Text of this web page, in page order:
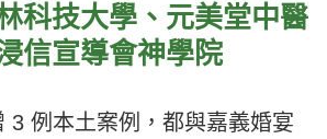
科技大學、元美堂中醫
信宣導會神學院
3 例本土案例，都與嘉義婚宴